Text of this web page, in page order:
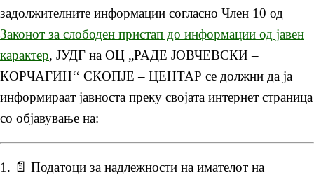
задолжителните информации согласно Член 10 од
Законот за слободен пристап до информации од јавен
карактер, ЈУДГ на ОЦ „РАДЕ ЈОВЧЕВСКИ –
КОРЧАГИН‘‘ СКОПЈЕ – ЦЕНТАР се должни да ја
информираат јавноста преку својата интернет страница
со објавување на:
1. 📄 Податоци за надлежности на имателот на